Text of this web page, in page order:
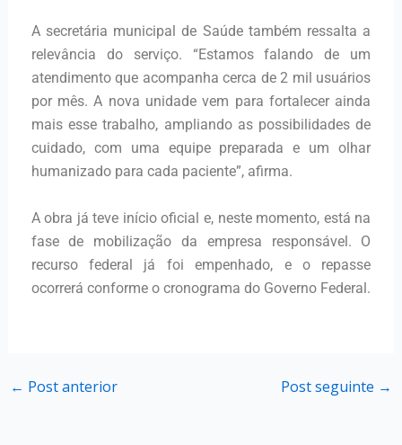
A secretária municipal de Saúde também ressalta a
relevância do serviço. “Estamos falando de um
atendimento que acompanha cerca de 2 mil usuários
por mês. A nova unidade vem para fortalecer ainda
mais esse trabalho, ampliando as possibilidades de
cuidado, com uma equipe preparada e um olhar
humanizado para cada paciente”, afirma.
A obra já teve início oficial e, neste momento, está na
fase de mobilização da empresa responsável. O
recurso federal já foi empenhado, e o repasse
ocorrerá conforme o cronograma do Governo Federal.
← Post anterior Post seguinte →